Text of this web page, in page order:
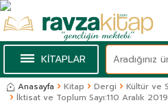
KİTAPLAR
Anasayfa Kitap Dergi
Kültür ve
İktisat ve Toplum Sayı:110 Aralık 2019